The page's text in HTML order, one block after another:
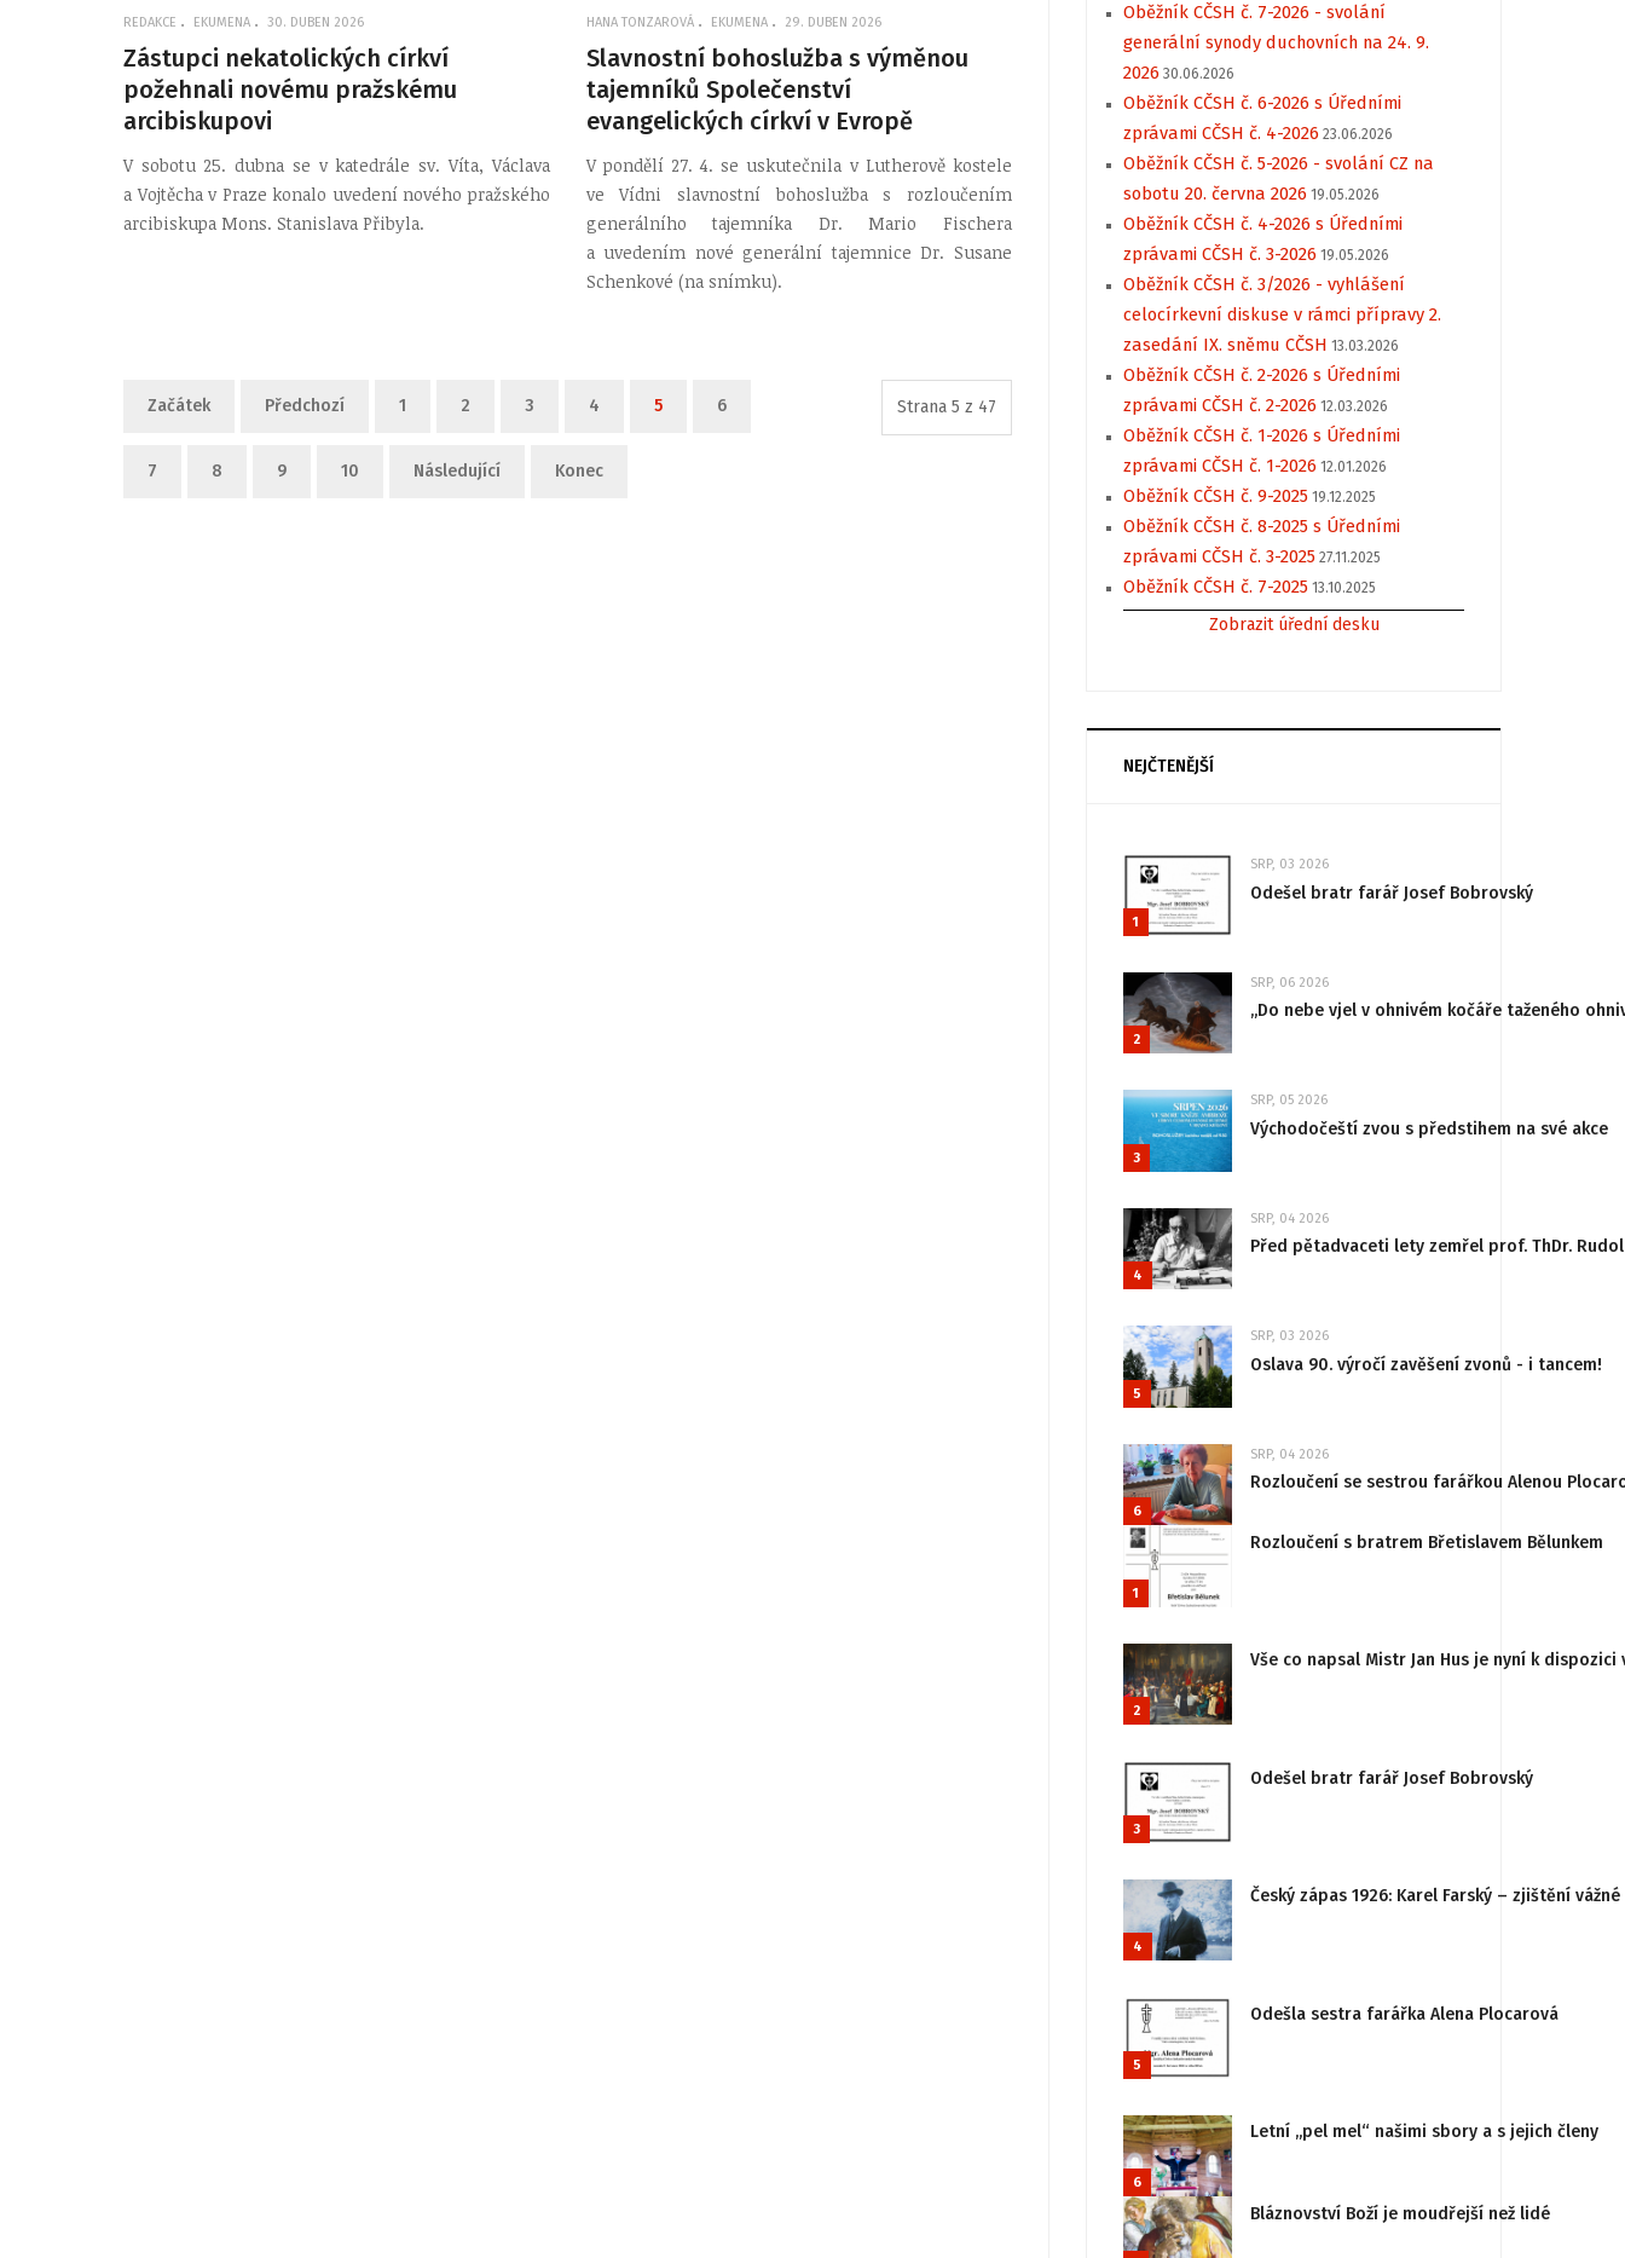
REDAKCE EKUMENA 30. DUBEN 2026
Zástupci nekatolických církví
požehnali novému pražskému
arcibiskupovi
V sobotu 25. dubna se v katedrále sv. Víta, Václava
a Vojtěcha v Praze konalo uvedení nového pražského
arcibiskupa Mons. Stanislava Přibyla.
HANA TONZAROVÁ EKUMENA 29. DUBEN 2026
Slavnostní bohoslužba s výměnou
tajemníků Společenství
evangelických církví v Evropě
V pondělí 27. 4. se uskutečnila v Lutherově kostele
ve Vídni slavnostní bohoslužba s rozloučením
generálního tajemníka Dr. Mario Fischera
a uvedením nové generální tajemnice Dr. Susane
Schenkové (na snímku).
Strana 5 z 47
Začátek Předchozí 1 2 3 4 5 6
7 8 9 10 Následující Konec
Oběžník CČSH č. 7-2026 - svolání
generální synody duchovních na 24. 9.
2026 30.06.2026
Oběžník CČSH č. 6-2026 s Úředními
zprávami CČSH č. 4-2026 23.06.2026
Oběžník CČSH č. 5-2026 - svolání CZ na
sobotu 20. června 2026 19.05.2026
Oběžník CČSH č. 4-2026 s Úředními
zprávami CČSH č. 3-2026 19.05.2026
Oběžník CČSH č. 3/2026 - vyhlášení
celocírkevní diskuse v rámci přípravy 2.
zasedání IX. sněmu CČSH 13.03.2026
Oběžník CČSH č. 2-2026 s Úředními
zprávami CČSH č. 2-2026 12.03.2026
Oběžník CČSH č. 1-2026 s Úředními
zprávami CČSH č. 1-2026 12.01.2026
Oběžník CČSH č. 9-2025 19.12.2025
Oběžník CČSH č. 8-2025 s Úředními
zprávami CČSH č. 3-2025 27.11.2025
Oběžník CČSH č. 7-2025 13.10.2025
Zobrazit úřední desku
NEJČTENĚJŠÍ
1
SRP, 03 2026
Odešel bratr farář Josef Bobrovský
2
SRP, 06 2026
„Do nebe vjel v ohnivém kočáře taženého
3
SRP, 05 2026
Východočeští zvou s předstihem na své akce
4
SRP, 04 2026
Před pětadvaceti lety zemřel prof. ThDr.
5
SRP, 03 2026
Oslava 90. výročí zavěšení zvonů - i tancem!
6
SRP, 04 2026
Rozloučení se sestrou farářkou Alenou
1
Rozloučení s bratrem Břetislavem Bělunkem
2
Vše co napsal Mistr Jan Hus je nyní k
3
Odešel bratr farář Josef Bobrovský
4
Český zápas 1926: Karel Farský – zjištění
5
Odešla sestra farářka Alena Plocarová
6
Letní „pel mel“ našimi sbory a s jejich členy
Bláznovství Boží je moudřejší než lidé